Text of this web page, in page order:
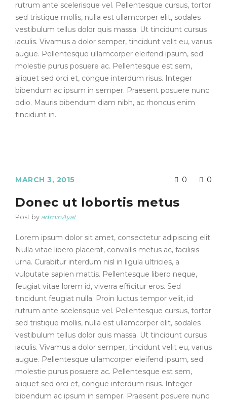
rutrum ante scelerisque vel. Pellentesque cursus, tortor
sed tristique mollis, nulla est ullamcorper elit, sodales
vestibulum tellus dolor quis massa. Ut tincidunt cursus
iaculis. Vivamus a dolor semper, tincidunt velit eu, varius
augue. Pellentesque ullamcorper eleifend ipsum, sed
molestie purus posuere ac. Pellentesque est sem,
aliquet sed orci et, congue interdum risus. Integer
bibendum ac ipsum in semper. Praesent posuere nunc
odio. Mauris bibendum diam nibh, ac rhoncus enim
tincidunt in.
MARCH 3, 2015 0 0
Donec ut lobortis metus
Post by adminAyat
Lorem ipsum dolor sit amet, consectetur adipiscing elit.
Nulla vitae libero placerat, convallis metus ac, facilisis
urna. Curabitur interdum nisl in ligula ultricies, a
vulputate sapien mattis. Pellentesque libero neque,
feugiat vitae lorem id, viverra efficitur eros. Sed
tincidunt feugiat nulla. Proin luctus tempor velit, id
rutrum ante scelerisque vel. Pellentesque cursus, tortor
sed tristique mollis, nulla est ullamcorper elit, sodales
vestibulum tellus dolor quis massa. Ut tincidunt cursus
iaculis. Vivamus a dolor semper, tincidunt velit eu, varius
augue. Pellentesque ullamcorper eleifend ipsum, sed
molestie purus posuere ac. Pellentesque est sem,
aliquet sed orci et, congue interdum risus. Integer
bibendum ac ipsum in semper. Praesent posuere nunc